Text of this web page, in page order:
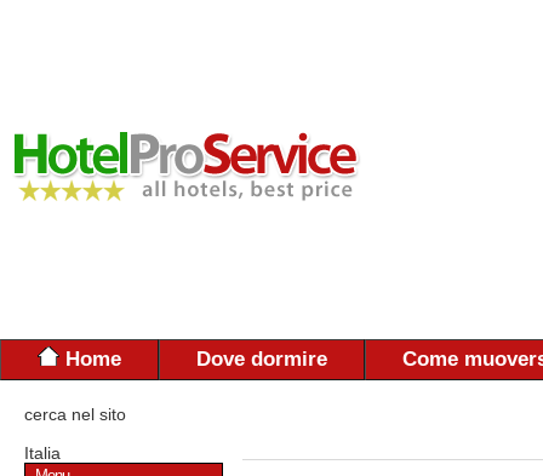
Home Dove dormire Come
cerca nel sito
Italia